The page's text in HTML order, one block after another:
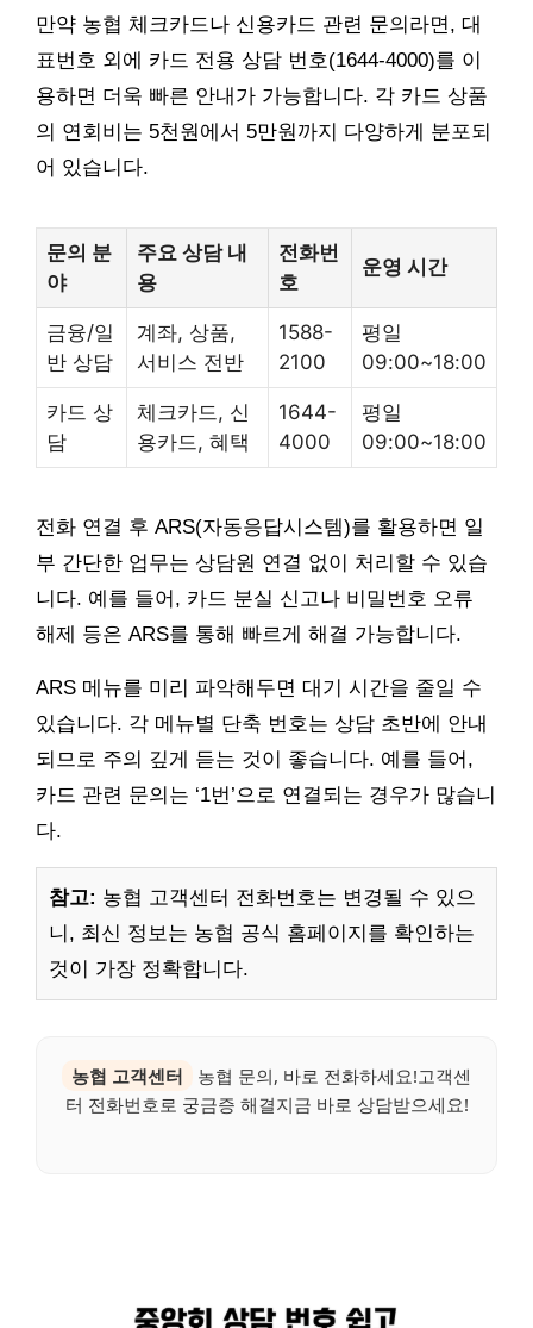
만약 농협 체크카드나 신용카드 관련 문의라면, 대
표번호 외에 카드 전용 상담 번호(1644-4000)를 이
용하면 더욱 빠른 안내가 가능합니다. 각 카드 상품
의 연회비는 5천원에서 5만원까지 다양하게 분포되
어 있습니다.
문의 분
야
주요 상담 내
용
전화번
호
운영 시간
금융/일
반 상담
계좌, 상품,
서비스 전반
1588-
2100
평일
09:00~18:00
카드 상
담
체크카드, 신
용카드, 혜택
1644-
4000
평일
09:00~18:00
전화 연결 후 ARS(자동응답시스템)를 활용하면 일
부 간단한 업무는 상담원 연결 없이 처리할 수 있습
니다. 예를 들어, 카드 분실 신고나 비밀번호 오류
해제 등은 ARS를 통해 빠르게 해결 가능합니다.
ARS 메뉴를 미리 파악해두면 대기 시간을 줄일 수
있습니다. 각 메뉴별 단축 번호는 상담 초반에 안내
되므로 주의 깊게 듣는 것이 좋습니다. 예를 들어,
카드 관련 문의는 ‘1번’으로 연결되는 경우가 많습니
다.
참고: 농협 고객센터 전화번호는 변경될 수 있으
니, 최신 정보는 농협 공식 홈페이지를 확인하는
것이 가장 정확합니다.
농협 고객센터
농협 문의, 바로 전화하세요!고객센
터 전화번호로 궁금증 해결지금 바로 상담받으세요!